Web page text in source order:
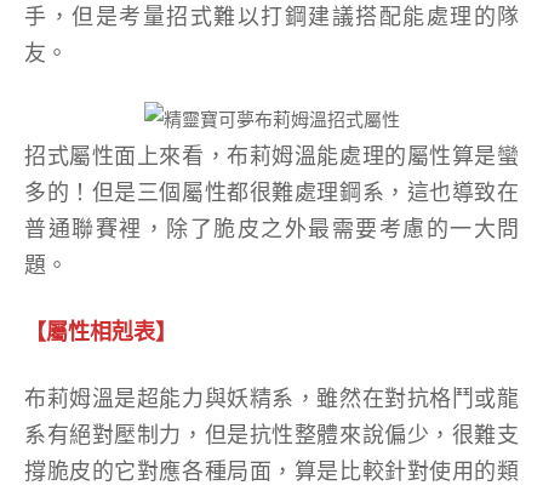
手，但是考量招式難以打鋼建議搭配能處理的隊
友。
招式屬性面上來看，布莉姆溫能處理的屬性算是蠻
多的！但是三個屬性都很難處理鋼系，這也導致在
普通聯賽裡，除了脆皮之外最需要考慮的一大問
題。
【屬性相剋表】
布莉姆溫是超能力與妖精系，雖然在對抗格鬥或龍
系有絕對壓制力，但是抗性整體來說偏少，很難支
撐脆皮的它對應各種局面，算是比較針對使用的類